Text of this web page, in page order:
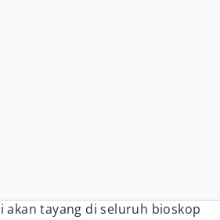
akan tayang di seluruh bioskop